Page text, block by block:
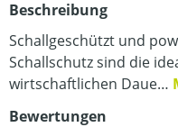
Beschreibung
Schallgeschützt und
Schallschutz sind die
wirtschaftlichen Daue…
Bewertungen